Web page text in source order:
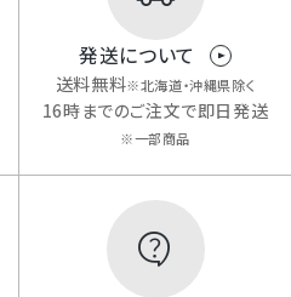
発送について
送料無料※北海道・沖縄県除く
16時までのご注文で即日発送
※一部商品